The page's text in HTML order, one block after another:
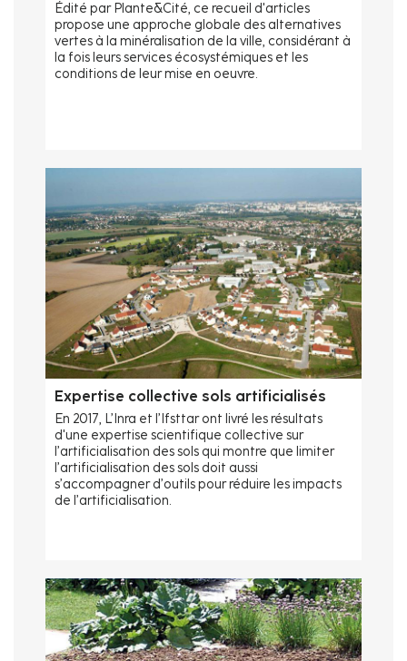
Édité par Plante&Cité, ce recueil d'articles
propose une approche globale des alternatives
vertes à la minéralisation de la ville, considérant à
la fois leurs services écosystémiques et les
conditions de leur mise en oeuvre.
Expertise collective sols artificialisés
En 2017, L’Inra et l’Ifsttar ont livré les résultats
d'une expertise scientifique collective sur
l’artificialisation des sols qui montre que limiter
l’artificialisation des sols doit aussi
s’accompagner d’outils pour réduire les impacts
de l’artificialisation.